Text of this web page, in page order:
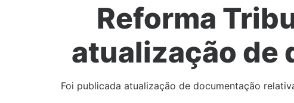
Reforma
atualização de
Foi publicada atualização de documentação